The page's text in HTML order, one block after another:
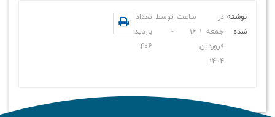
نوشته
شده
در
جمعه 1
فروردین
1404
ساعت
16
توسط
-
تعداد
بازدید
406